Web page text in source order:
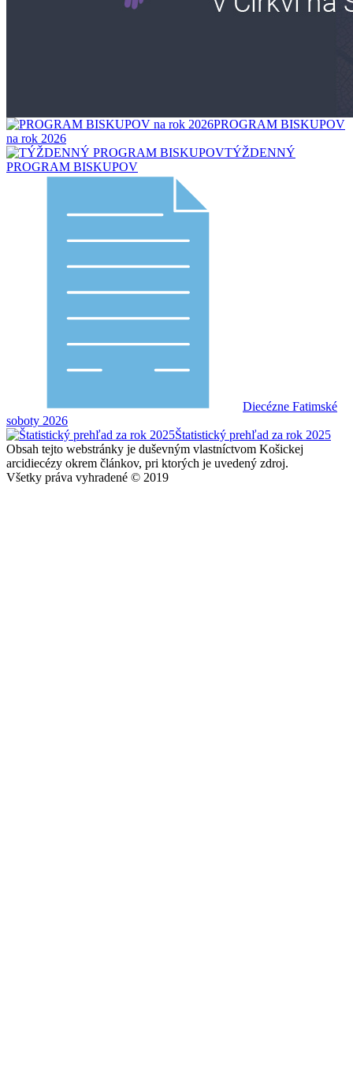
PROGRAM BISKUPOV
na rok 2026
TÝŽDENNÝ
PROGRAM BISKUPOV
Diecézne Fatimské
soboty 2026
Štatistický prehľad za rok 2025
Obsah tejto webstránky je duševným vlastníctvom Košickej
arcidiecézy okrem článkov, pri ktorých je uvedený zdroj.
Všetky práva vyhradené © 2019